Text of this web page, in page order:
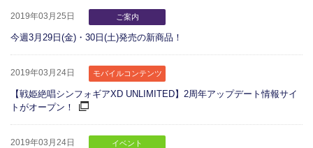
2019年03月25日 ご案内
今週3月29日(金)・30日(土)発売の新商品！
2019年03月24日 モバイルコンテンツ
【戦姫絶唱シンフォギアXD UNLIMITED】2周年アップデート情報サイ
トがオープン！
2019年03月24日 イベント